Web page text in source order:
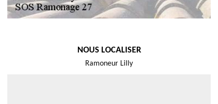
NOUS LOCALISER
Ramoneur Lilly